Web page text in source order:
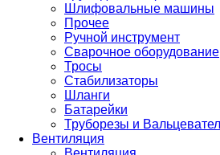
Шлифовальные машины
Прочее
Ручной инструмент
Сварочное оборудование
Тросы
Стабилизаторы
Шланги
Батарейки
Труборезы и
Вентиляция